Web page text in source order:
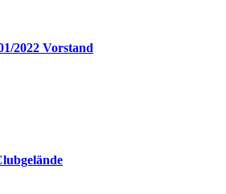
2022 Vorstand